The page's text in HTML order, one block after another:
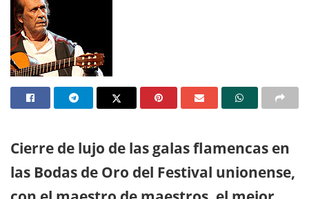
Cierre de lujo de las galas flamencas en
las Bodas de Oro del Festival unionense,